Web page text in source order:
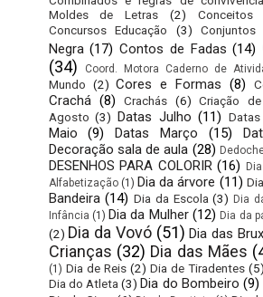
Moldes de Letras
(2) Conceitos
Concursos Educação
(3) Conjuntos
Negra (17) Contos de Fadas (14)
(34)
Coord. Motora Caderno de
Mundo (2) Cores e Formas (8)
Crachá (8) Crachás (6) Criação
Agosto (3) Datas Julho (11)
Maio
(9) Datas Março (15)
Decoração sala de aula (28)
DESENHOS PARA COLORIR (16)
Alfabetização (1) Dia da árvore (11)
Bandeira (14) Dia da Escola (3) Dia
Infância (1) Dia da Mulher (12) Dia da
(2) Dia da Vovó (51) Dia das
Crianças (32) Dia das Mães
(1) Dia de Reis (2) Dia de Tiradentes (5)
Dia do Atleta (3) Dia do Bombeiro (9)